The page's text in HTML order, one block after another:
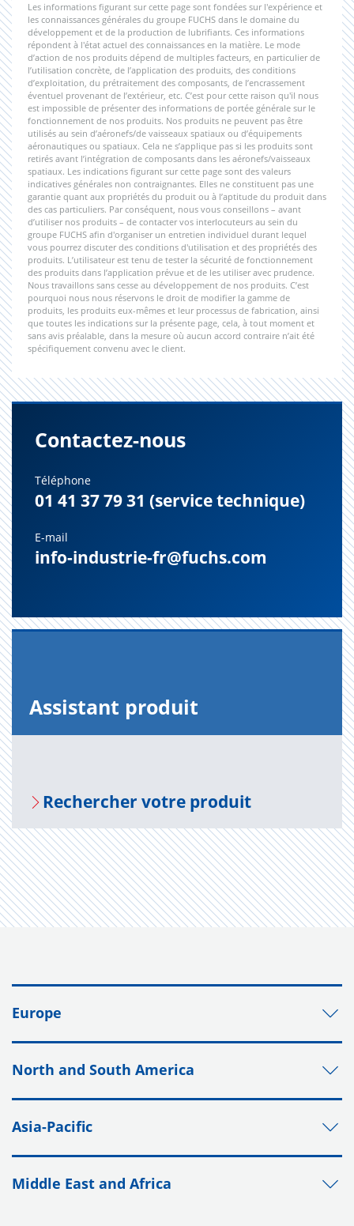
Les informations figurant sur cette page sont fondées sur l'expérience et
les connaissances générales du groupe FUCHS dans le domaine du
développement et de la production de lubrifiants. Ces informations
répondent à l'état actuel des connaissances en la matière. Le mode
d’action de nos produits dépend de multiples facteurs, en particulier de
l’utilisation concrète, de l’application des produits, des conditions
d’exploitation, du prétraitement des composants, de l’encrassement
éventuel provenant de l’extérieur, etc. C’est pour cette raison qu'il nous
est impossible de présenter des informations de portée générale sur le
fonctionnement de nos produits. Nos produits ne peuvent pas être
utilisés au sein d’aéronefs/de vaisseaux spatiaux ou d’équipements
aéronautiques ou spatiaux. Cela ne s’applique pas si les produits sont
retirés avant l’intégration de composants dans les aéronefs/vaisseaux
spatiaux. Les indications figurant sur cette page sont des valeurs
indicatives générales non contraignantes. Elles ne constituent pas une
garantie quant aux propriétés du produit ou à l’aptitude du produit dans
des cas particuliers. Par conséquent, nous vous conseillons – avant
d’utiliser nos produits – de contacter vos interlocuteurs au sein du
groupe FUCHS afin d'organiser un entretien individuel durant lequel
vous pourrez discuter des conditions d'utilisation et des propriétés des
produits. L’utilisateur est tenu de tester la sécurité de fonctionnement
des produits dans l’application prévue et de les utiliser avec prudence.
Nous travaillons sans cesse au développement de nos produits. C’est
pourquoi nous nous réservons le droit de modifier la gamme de
produits, les produits eux-mêmes et leur processus de fabrication, ainsi
que toutes les indications sur la présente page, cela, à tout moment et
sans avis préalable, dans la mesure où aucun accord contraire n’ait été
spécifiquement convenu avec le client.
Contactez-nous
Téléphone
01 41 37 79 31 (service technique)
E-mail
info-industrie-fr@fuchs.com
Assis­tant pro­duit
Recher­cher votre pro­duit
Europe
North and South America
Asia-Pacific
Middle East and Africa